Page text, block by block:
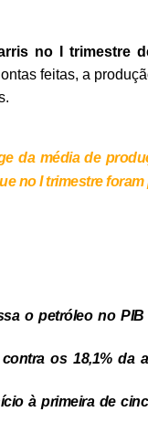
no I trimestre
feitas, a
da média de
no I trimestre
o petróleo no
os 18,1% da
à primeira de